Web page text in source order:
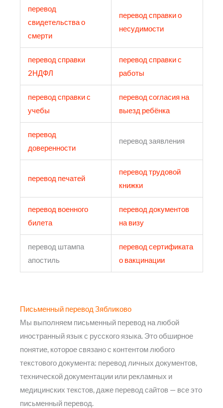
перевод
свидетельства о
смерти
перевод справки о
несудимости
перевод справки
2НДФЛ
перевод справки с
работы
перевод справки с
учебы
перевод согласия на
выезд ребёнка
перевод
доверенности
перевод заявления
перевод печатей
перевод трудовой
книжки
перевод военного
билета
перевод документов
на визу
перевод штампа
апостиль
перевод сертификата
о вакцинации
Письменный перевод Зябликово
Мы выполняем письменный перевод на любой
иностранный язык с русского языка. Это обширное
понятие, которое связано с контентом любого
текстового документа: перевод личных документов,
технической документации или рекламных и
медицинских текстов, даже перевод сайтов — все это
письменный перевод.